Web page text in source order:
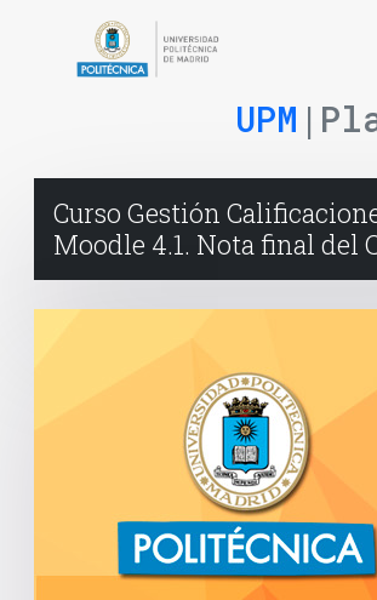
UPM
Curso Gestión
Moodle 4.1. Nota final del